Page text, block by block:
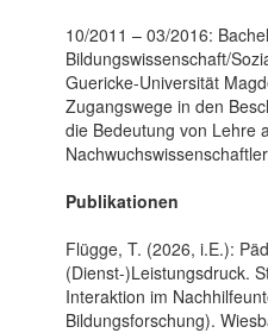
10/2011 – 03/2016:
Bildungswissenschaft/
Guericke-Universität
Zugangswege in den
die Bedeutung von Lehre
Publikationen
Flügge, T. (2026, i.E.):
(Dienst-)Leistungsdruck.
Interaktion im
Bildungsforschung).